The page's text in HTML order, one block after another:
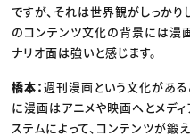
ですが、それは世界観がしっかり
のコンテンツ文化の背景には漫
ナリオ面は強いと感じます。
橋本：週刊漫画という文化がある
に漫画はアニメや映画へとメディ
ステムによって、コンテンツが鍛